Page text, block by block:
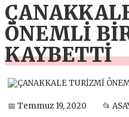
ÖNEMLİ
KAYBETTİ
📅 Temmuz 19, 2020 📂